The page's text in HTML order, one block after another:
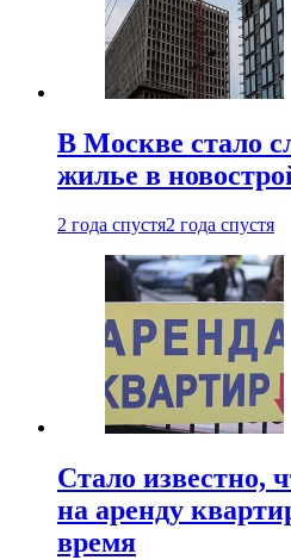
В Москве стало
жилье в
2 года спустя2 года спустя
Стало известно,
на аренду
время